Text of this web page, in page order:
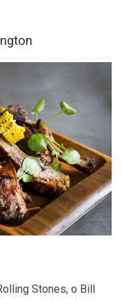
Stones, ο Bill